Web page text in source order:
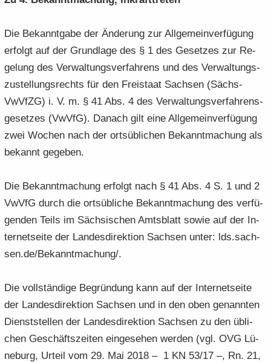
Die Be­kannt­ga­be der Än­de­rung zur All­ge­mein­ver­fü­gung
er­folgt auf der Grund­la­ge des § 1 des Ge­set­zes zur Re­
ge­lung des Ver­wal­tungs­ver­fah­rens und des Ver­wal­tungs­
zu­stel­lungs­rechts für den Frei­staat Sach­sen (Sächs­
VwVfZG) i. V. m. § 41 Abs. 4 des Ver­wal­tungs­ver­fah­rens­
ge­set­zes (VwVfG). Da­nach gilt eine All­ge­mein­ver­fü­gung
zwei Wo­chen nach der orts­üb­li­chen Be­kannt­ma­chung als
be­kannt ge­ge­ben.
Die Be­kannt­ma­chung er­folgt nach § 41 Abs. 4 S. 1 und 2
VwVfG durch die orts­üb­li­che Be­kannt­ma­chung des ver­fü­
gen­den Teils im Säch­si­schen Amts­blatt sowie auf der In­
ter­net­sei­te der Lan­des­di­rek­ti­on Sach­sen unter: lds.sach­
sen.de/Be­kannt­ma­chung/.
Die voll­stän­di­ge Be­grün­dung kann auf der In­ter­net­sei­te
der Lan­des­di­rek­ti­on Sach­sen und in den oben ge­nann­ten
Dienst­stel­len der Lan­des­di­rek­ti­on Sach­sen zu den üb­li­
chen Ge­schäfts­zei­ten ein­ge­se­hen wer­den (vgl. OVG Lü­
ne­burg, Ur­teil vom 29. Mai 2018 – 1 KN 53/17 –, Rn. 21,